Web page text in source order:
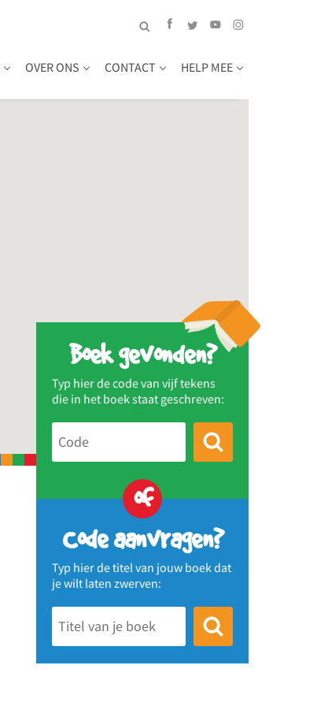
OVER ONS CONTACT HELP MEE
Boek gevonden?
Typ hier de code van vijf tekens
die in het boek staat geschreven:
of
Code aanvragen?
Typ hier de titel van jouw boek dat
je wilt laten zwerven: